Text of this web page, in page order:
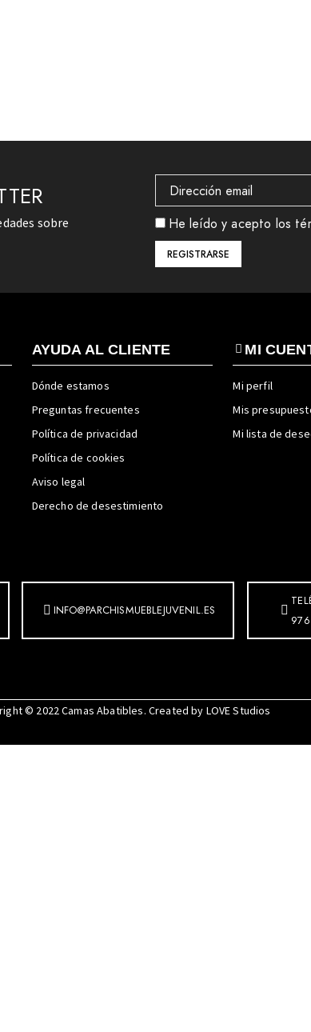
sobre
He leído y acepto los
AYUDA AL CLIENTE
Dónde estamos
Preguntas frecuentes
Política de privacidad
Política de cookies
Aviso legal
Derecho de desestimiento
MI
Mi perfil
Mis
Mi lista de
INFO@PARCHISMUEBLEJUVENIL.ES
976
© 2022Camas Abatibles. Created by LOVE Studios